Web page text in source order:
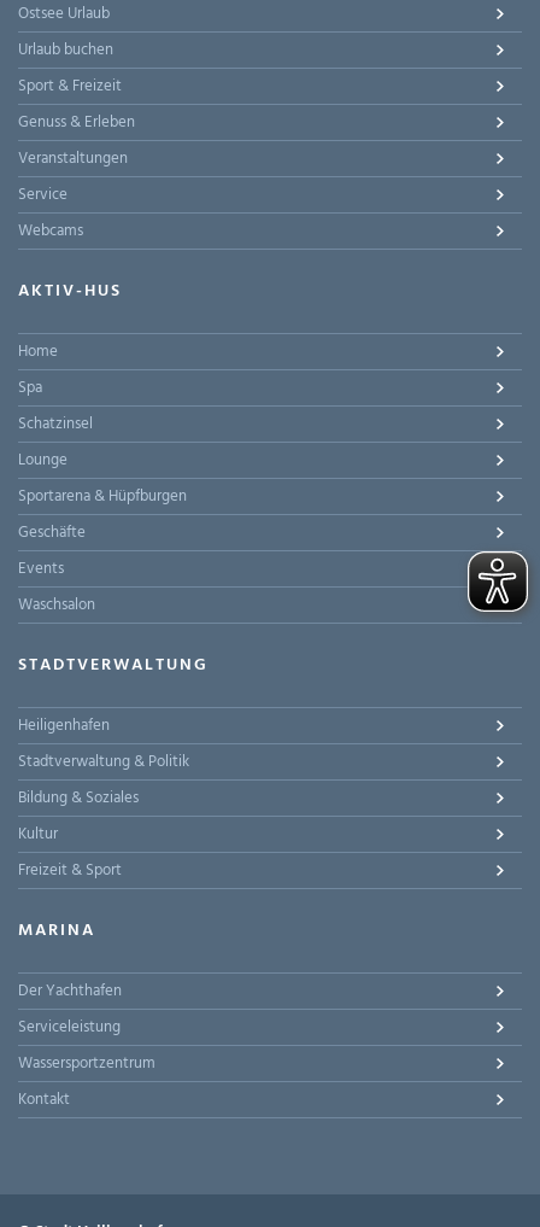
Ostsee Urlaub
Urlaub buchen
Sport & Freizeit
Genuss & Erleben
Veranstaltungen
Service
Webcams
AKTIV-HUS
Home
Spa
Schatzinsel
Lounge
Sportarena & Hüpfburgen
Geschäfte
Events
Waschsalon
STADTVERWALTUNG
Heiligenhafen
Stadtverwaltung & Politik
Bildung & Soziales
Kultur
Freizeit & Sport
MARINA
Der Yachthafen
Serviceleistung
Wassersportzentrum
Kontakt